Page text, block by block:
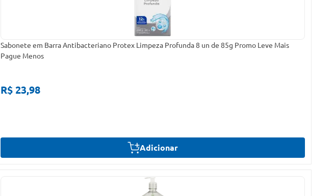
Sabonete em Barra Antibacteriano Protex Limpeza Profunda 8 un de 85g Promo Leve Mais
Pague Menos
R$ 23,98
Adicionar